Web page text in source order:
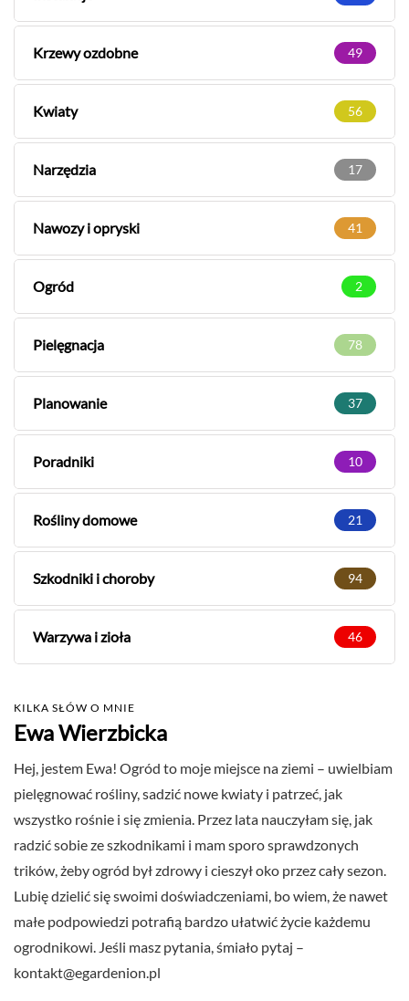
Krzewy ozdobne 49
Kwiaty 56
Narzędzia 17
Nawozy i opryski 41
Ogród 2
Pielęgnacja 78
Planowanie 37
Poradniki 10
Rośliny domowe 21
Szkodniki i choroby 94
Warzywa i zioła 46
KILKA SŁÓW O MNIE
Ewa Wierzbicka
Hej, jestem Ewa! Ogród to moje miejsce na ziemi – uwielbiam
pielęgnować rośliny, sadzić nowe kwiaty i patrzeć, jak
wszystko rośnie i się zmienia. Przez lata nauczyłam się, jak
radzić sobie ze szkodnikami i mam sporo sprawdzonych
trików, żeby ogród był zdrowy i cieszył oko przez cały sezon.
Lubię dzielić się swoimi doświadczeniami, bo wiem, że nawet
małe podpowiedzi potrafią bardzo ułatwić życie każdemu
ogrodnikowi. Jeśli masz pytania, śmiało pytaj –
kontakt@egardenion.pl